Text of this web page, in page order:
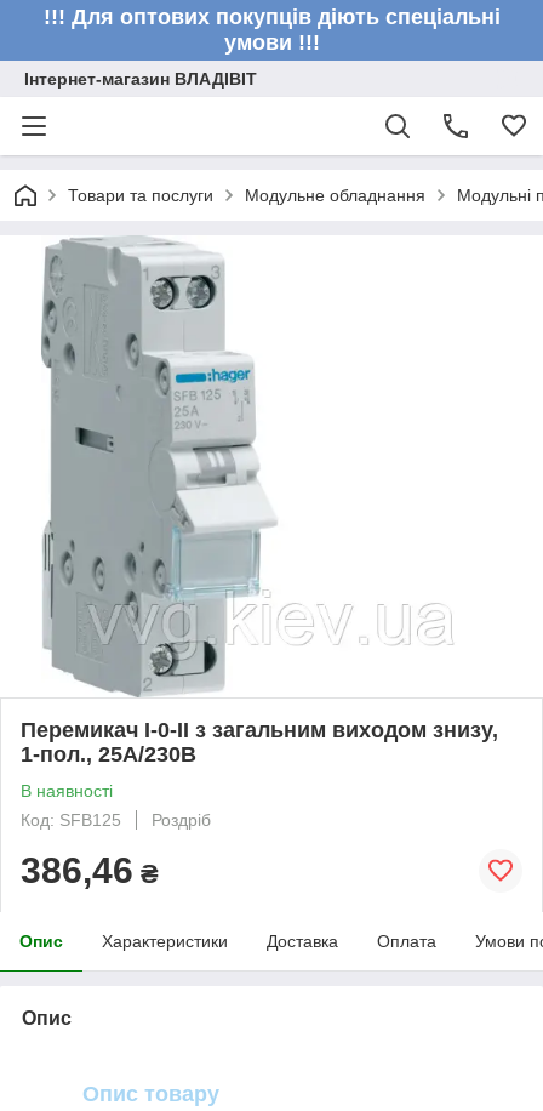
!!! Для оптових покупців діють спеціальні
умови !!!
Інтернет-магазин ВЛАДІВІТ
Товари та послуги Модульне обладнання Модульні
Перемикач I-0-II з загальним виходом знизу,
1-пол., 25А/230В
В наявності
Код: SFB125
Роздріб
386,46 ₴
Опис Характеристики Доставка Оплата Умови
Опис
Опис товару